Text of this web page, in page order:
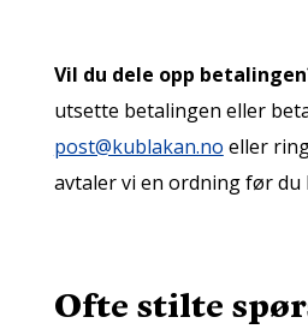
Vil du dele opp
utsette betalingen eller
post@kublakan.no eller
avtaler vi en ordning før du
Ofte stilte